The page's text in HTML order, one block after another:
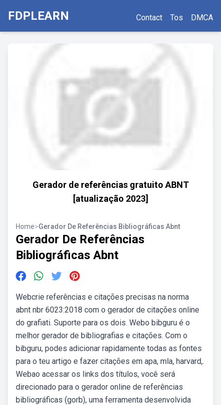
FDPLEARN Contact Tos DMCA
Gerador de referências gratuito ABNT
[atualização 2023]
Home>Gerador De Referências Bibliográficas Abnt
Gerador De Referências
Bibliográficas Abnt
Webcrie referências e citações precisas na norma
abnt nbr 6023:2018 com o gerador de citações online
do grafiati. Suporte para os dois. Webo bibguru é o
melhor gerador de bibliografias e citações. Com o
bibguru, podes adicionar rapidamente todas as fontes
para o teu artigo e fazer citações em apa, mla, harvard,.
Webao acessar os links dos títulos, você será
direcionado para o gerador online de referências
bibliográficas (gorb), uma ferramenta desenvolvida